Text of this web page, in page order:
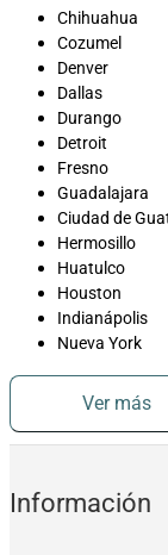
Chihuahua
Cozumel
Denver
Dallas
Durango
Detroit
Fresno
Guadalajara
Ciudad de
Hermosillo
Huatulco
Houston
Indianápolis
Nueva York
Ver más
Información